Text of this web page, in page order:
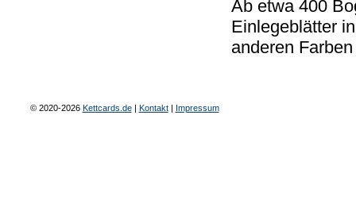
Ab etwa 400
Einlegeblätter
anderen
© 2020-2026 Kettcards.de| Kontakt| Impressum